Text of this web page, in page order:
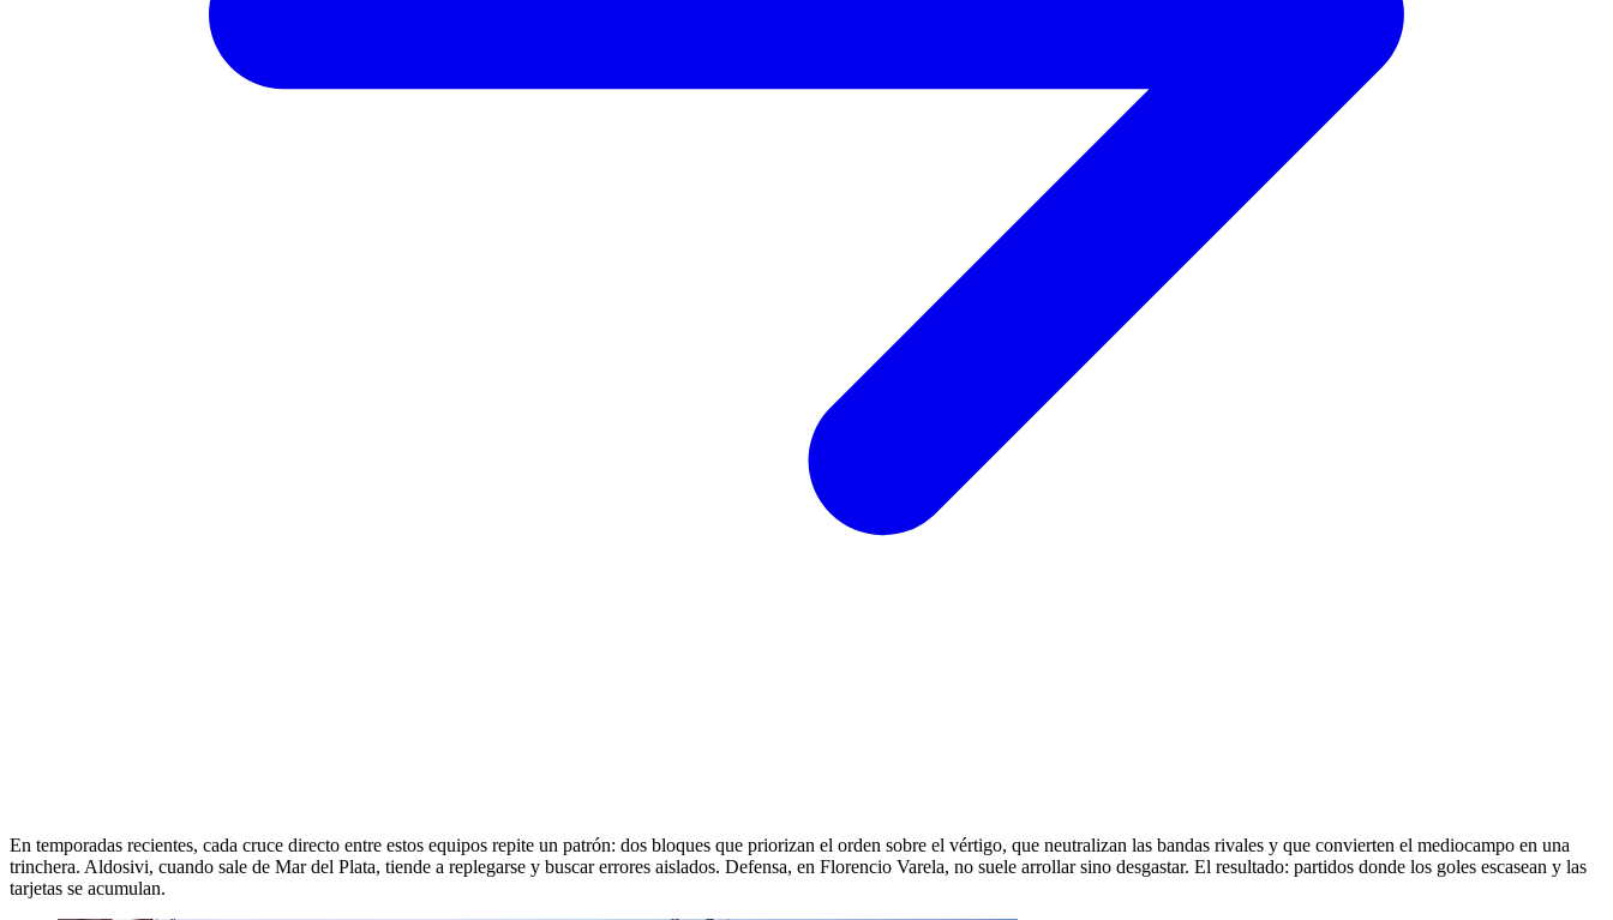
En temporadas recientes, cada cruce directo entre estos equipos repite un patrón: dos bloques que priorizan el orden sobre el vértigo, que neutralizan las bandas rivales y que convierten el mediocampo en una
trinchera. Aldosivi, cuando sale de Mar del Plata, tiende a replegarse y buscar errores aislados. Defensa, en Florencio Varela, no suele arrollar sino desgastar. El resultado: partidos donde los goles escasean y las
tarjetas se acumulan.